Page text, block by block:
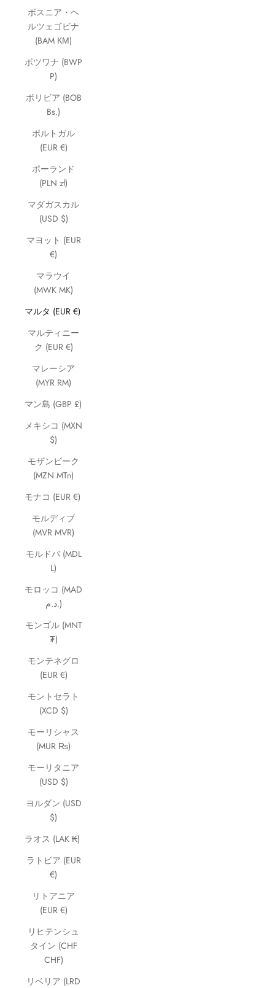
ボスニア・ヘ
ルツェゴビナ
(BAM КМ)
ボツワナ (BWP
P)
ボリビア (BOB
Bs.)
ポルトガル
(EUR €)
ポーランド
(PLN zł)
マダガスカル
(USD $)
マヨット (EUR
€)
マラウイ
(MWK MK)
マルタ (EUR €)
マルティニー
ク (EUR €)
マレーシア
(MYR RM)
マン島 (GBP £)
メキシコ (MXN
$)
モザンビーク
(MZN MTn)
モナコ (EUR €)
モルディブ
(MVR MVR)
モルドバ (MDL
L)
モロッコ (MAD
د.م.)
モンゴル (MNT
₮)
モンテネグロ
(EUR €)
モントセラト
(XCD $)
モーリシャス
(MUR ₨)
モーリタニア
(USD $)
ヨルダン (USD
$)
ラオス (LAK ₭)
ラトビア (EUR
€)
リトアニア
(EUR €)
リヒテンシュ
タイン (CHF
CHF)
リベリア (LRD